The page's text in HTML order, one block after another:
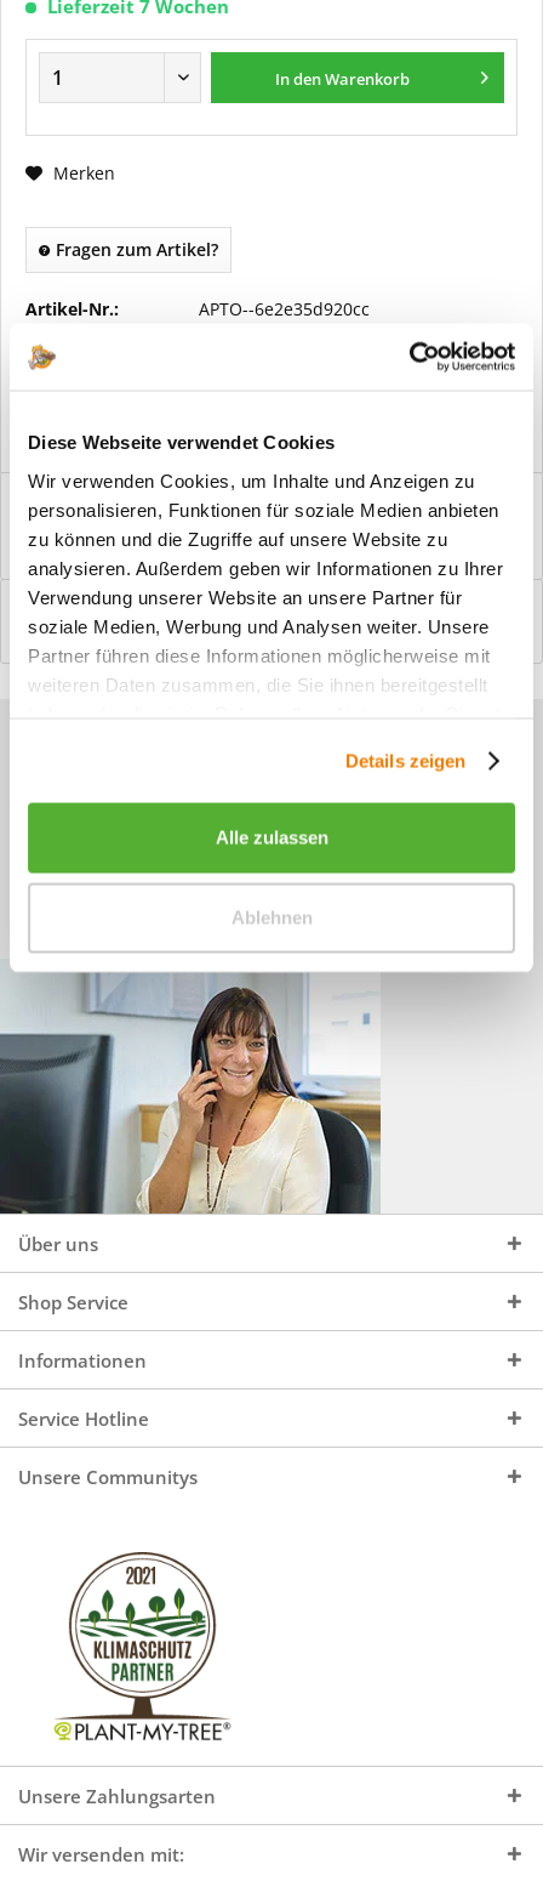
Diese Webseite verwendet Cookies
Wir verwenden Cookies, um Inhalte und Anzeigen zu
personalisieren, Funktionen für soziale Medien anbieten
zu können und die Zugriffe auf unsere Website zu
analysieren. Außerdem geben wir Informationen zu Ihrer
Verwendung unserer Website an unsere Partner für
soziale Medien, Werbung und Analysen weiter. Unsere
Partner führen diese Informationen möglicherweise mit
weiteren Daten zusammen, die Sie ihnen bereitgestellt
Details zeigen
Alle zulassen
Ablehnen
Lieferzeit 7 Wochen
In denWarenkorb
Merken
Fragen zum Artikel?
Artikel-Nr.: APTO--6e2e35d920cc
Vorteile
Windfangelemente online am Bildschirm konfigurieren und
einbaufertig bestellen. In wenigen...
Bewertungen
0
Bewertungen lesen, schreiben und diskutieren...mehr
Sie haben Fragen zu unseren
+49 (0)4244 965 34 04
Mo - Do, 09:00 - 16:00 Uhr
und Fr, 09:00 - 13:00 Uhr
Über uns
Shop Service
Informationen
Service Hotline
Unsere Communitys
Unsere Zahlungsarten
Wir versenden mit: